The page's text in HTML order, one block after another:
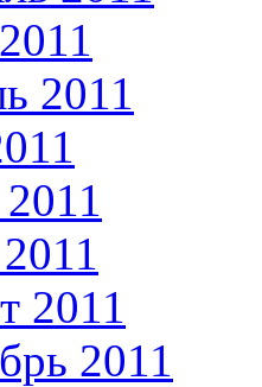
2011
2011
2011